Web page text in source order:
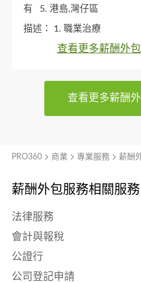
有
5. 港島,灣仔區
描述： 1. 職業治療
查看更多薪酬外
查看更多薪酬
薪酬外包服務相關服務
法律服務
會計與報稅
公證行
公司登記申請
PRO360 商業 專業服務 薪酬